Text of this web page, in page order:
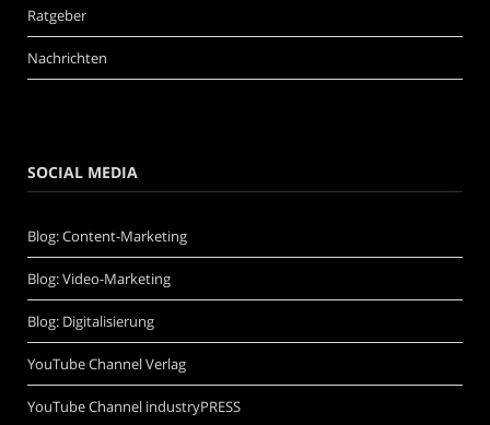
Ratgeber
Nachrichten
SOCIAL MEDIA
Blog: Content-Marketing
Blog: Video-Marketing
Blog: Digitalisierung
YouTube Channel Verlag
YouTube Channel industryPRESS